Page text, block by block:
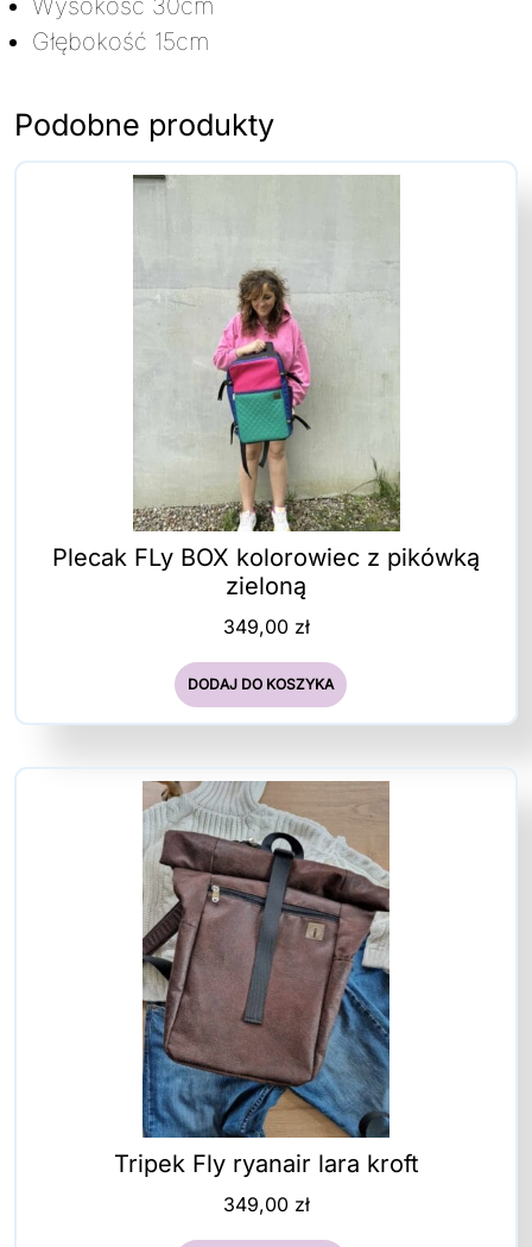
Wysokość 30cm
Głębokość 15cm
Podobne produkty
Plecak FLy BOX kolorowiec z pikówką
zieloną
349,00 zł
DODAJ DO KOSZYKA
Tripek Fly ryanair lara kroft
349,00 zł